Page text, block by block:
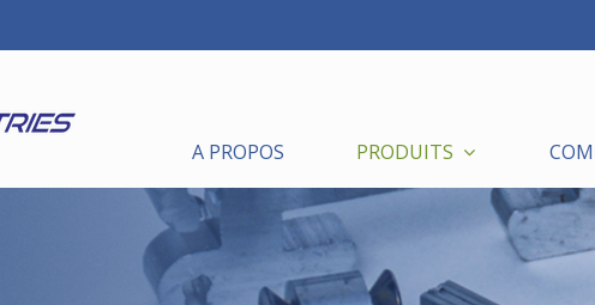
A PROPOS PRODUITS